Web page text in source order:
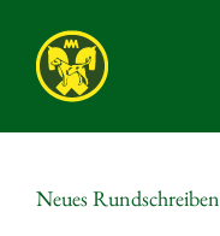
content
Neues Rundschreiben